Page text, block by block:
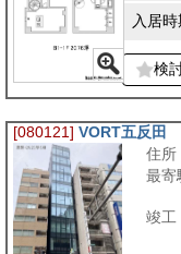
入居時
検
[080121] VORT五反田
住所
最寄
竣工